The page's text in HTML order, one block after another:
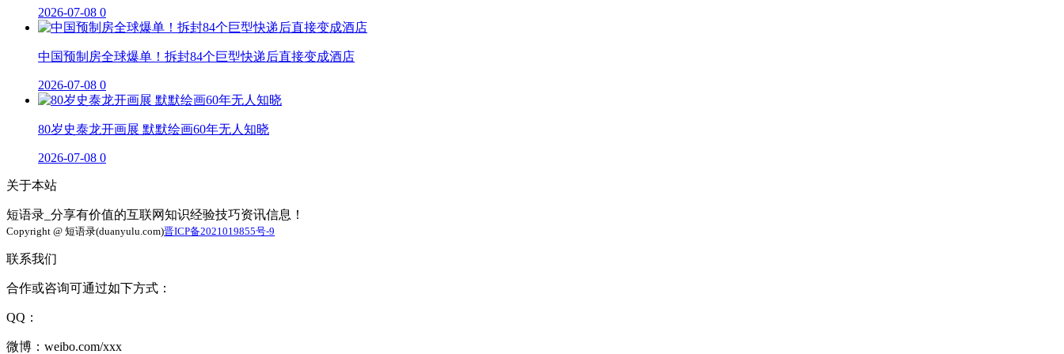
2026-07-08 0
中国预制房全球爆单！拆封84个巨型快递后直接变成酒店
2026-07-08 0
80岁史泰龙开画展 默默绘画60年无人知晓
2026-07-08 0
关于本站
短语录_分享有价值的互联网知识经验技巧资讯信息！
Copyright @ 短语录(duanyulu.com)晋ICP备2021019855号-9
联系我们
合作或咨询可通过如下方式：
QQ：
微博：weibo.com/xxx